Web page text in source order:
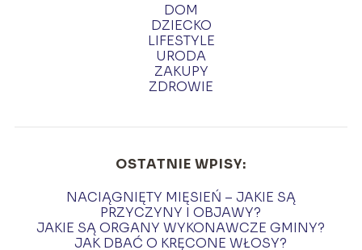
DOM
DZIECKO
LIFESTYLE
URODA
ZAKUPY
ZDROWIE
OSTATNIE WPISY:
NACIĄGNIĘTY MIĘSIEŃ – JAKIE SĄ
PRZYCZYNY I OBJAWY?
JAKIE SĄ ORGANY WYKONAWCZE GMINY?
JAK DBAĆ O KRĘCONE WŁOSY?